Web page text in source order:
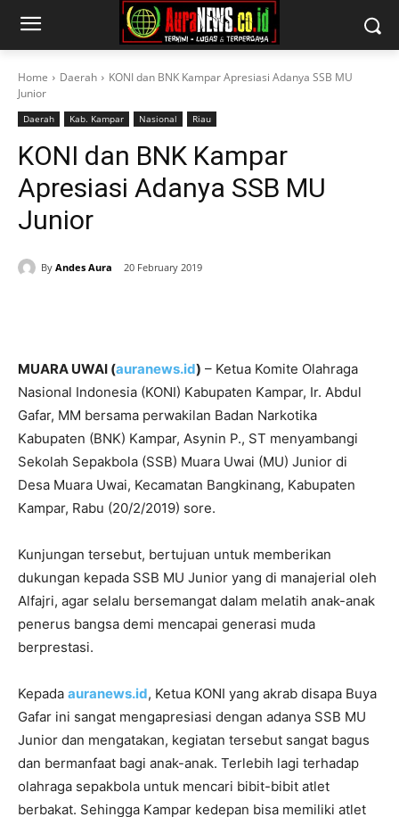
Home Daerah
KONI dan BNK Kampar Apresiasi Adanya SSB MU
Junior
Daerah Kab. Kampar Nasional Riau
KONI dan BNK Kampar
Apresiasi Adanya SSB MU
Junior
By Andes Aura 20 February 2019
MUARA UWAI (auranews.id) – Ketua Komite Olahraga
Nasional Indonesia (KONI) Kabupaten Kampar, Ir. Abdul
Gafar, MM bersama perwakilan Badan Narkotika
Kabupaten (BNK) Kampar, Asynin P., ST menyambangi
Sekolah Sepakbola (SSB) Muara Uwai (MU) Junior di
Desa Muara Uwai, Kecamatan Bangkinang, Kabupaten
Kampar, Rabu (20/2/2019) sore.
Kunjungan tersebut, bertujuan untuk memberikan
dukungan kepada SSB MU Junior yang di manajerial oleh
Alfajri, agar selalu bersemangat dalam melatih anak-anak
penerus bangsa demi mencapai generasi muda
berprestasi.
Kepada auranews.id, Ketua KONI yang akrab disapa Buya
Gafar ini sangat mengapresiasi dengan adanya SSB MU
Junior dan mengatakan, kegiatan tersebut sangat bagus
dan bermanfaat bagi anak-anak. Terlebih lagi terhadap
olahraga sepakbola untuk mencari bibit-bibit atlet
berbakat. Sehingga Kampar kedepan bisa memiliki atlet